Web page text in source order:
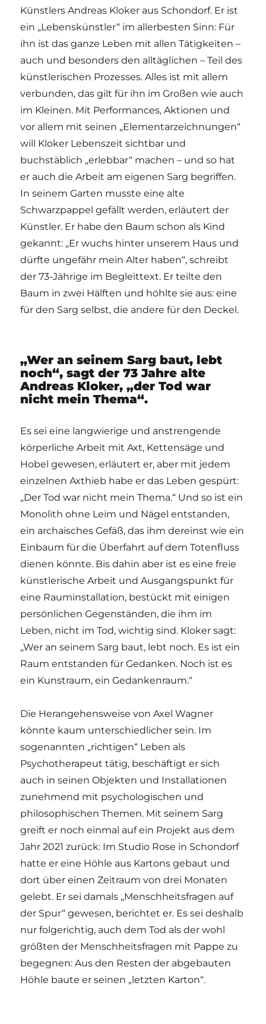
Künstlers Andreas Kloker aus Schondorf. Er ist
ein „Lebenskünstler“ im allerbesten Sinn: Für
ihn ist das ganze Leben mit allen Tätigkeiten –
auch und besonders den alltäglichen – Teil des
künstlerischen Prozesses. Alles ist mit allem
verbunden, das gilt für ihn im Großen wie auch
im Kleinen. Mit Performances, Aktionen und
vor allem mit seinen „Elementarzeichnungen“
will Kloker Lebenszeit sichtbar und
buchstäblich „erlebbar“ machen – und so hat
er auch die Arbeit am eigenen Sarg begriffen.
In seinem Garten musste eine alte
Schwarzpappel gefällt werden, erläutert der
Künstler. Er habe den Baum schon als Kind
gekannt: „Er wuchs hinter unserem Haus und
dürfte ungefähr mein Alter haben“, schreibt
der 73-Jährige im Begleittext. Er teilte den
Baum in zwei Hälften und höhlte sie aus: eine
für den Sarg selbst, die andere für den Deckel.
„Wer an seinem Sarg baut, lebt
noch“, sagt der 73 Jahre alte
Andreas Kloker, „der Tod war
nicht mein Thema“.
Es sei eine langwierige und anstrengende
körperliche Arbeit mit Axt, Kettensäge und
Hobel gewesen, erläutert er, aber mit jedem
einzelnen Axthieb habe er das Leben gespürt:
„Der Tod war nicht mein Thema.“ Und so ist ein
Monolith ohne Leim und Nägel entstanden,
ein archaisches Gefäß, das ihm dereinst wie ein
Einbaum für die Überfahrt auf dem Totenfluss
dienen könnte. Bis dahin aber ist es eine freie
künstlerische Arbeit und Ausgangspunkt für
eine Rauminstallation, bestückt mit einigen
persönlichen Gegenständen, die ihm im
Leben, nicht im Tod, wichtig sind. Kloker sagt:
„Wer an seinem Sarg baut, lebt noch. Es ist ein
Raum entstanden für Gedanken. Noch ist es
ein Kunstraum, ein Gedankenraum.“
Die Herangehensweise von Axel Wagner
könnte kaum unterschiedlicher sein. Im
sogenannten „richtigen“ Leben als
Psychotherapeut tätig, beschäftigt er sich
auch in seinen Objekten und Installationen
zunehmend mit psychologischen und
philosophischen Themen. Mit seinem Sarg
greift er noch einmal auf ein Projekt aus dem
Jahr 2021 zurück: Im Studio Rose in Schondorf
hatte er eine Höhle aus Kartons gebaut und
dort über einen Zeitraum von drei Monaten
gelebt. Er sei damals „Menschheitsfragen auf
der Spur“ gewesen, berichtet er. Es sei deshalb
nur folgerichtig, auch dem Tod als der wohl
größten der Menschheitsfragen mit Pappe zu
begegnen: Aus den Resten der abgebauten
Höhle baute er seinen „letzten Karton“.